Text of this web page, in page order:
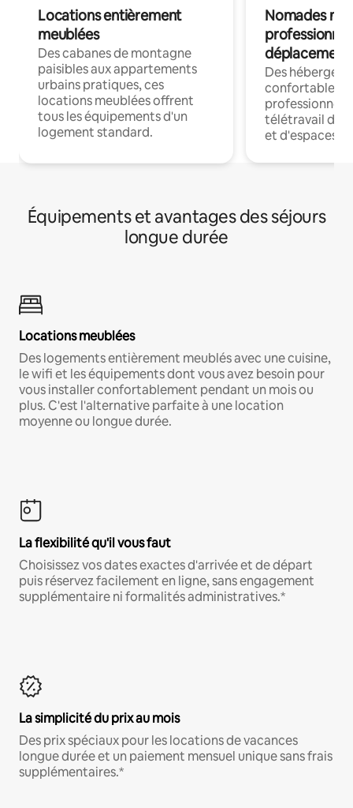
Locations entièrement
meublées
Des cabanes de montagne
paisibles aux appartements
urbains pratiques, ces
locations meublées offrent
tous les équipements d'un
logement standard.
Nomades
déplacement
Des
confortables
professionnels
télétravail
et d'espaces
Équipements et avantages des séjours
longue durée
Locations meublées
Des logements entièrement meublés avec une cuisine,
le wifi et les équipements dont vous avez besoin pour
vous installer confortablement pendant un mois ou
plus. C'est l'alternative parfaite à une location
moyenne ou longue durée.
La flexibilité qu'il vous faut
Choisissez vos dates exactes d'arrivée et de départ
puis réservez facilement en ligne, sans engagement
supplémentaire ni formalités administratives.*
La simplicité du prix au mois
Des prix spéciaux pour les locations de vacances
longue durée et un paiement mensuel unique sans frais
supplémentaires.*